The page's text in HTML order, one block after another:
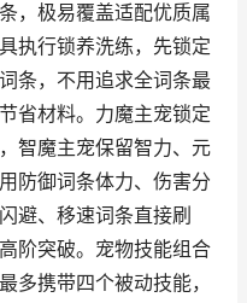
，极易覆盖适配优质属
执行锁养洗练，先锁定
条，不用追求全词条最
省材料。力魔主宠锁定
智魔主宠保留智力、元
防御词条体力、伤害分
避、移速词条直接刷
阶突破。宠物技能组合
多携带四个被动技能，